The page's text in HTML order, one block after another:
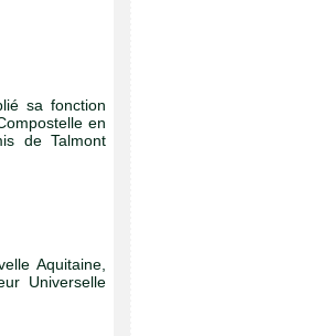
sa fonction
en
de Talmont
Aquitaine,
Universelle